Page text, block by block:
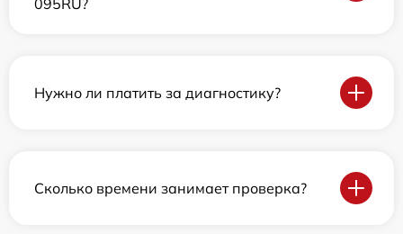
095RU?
Нужно ли платить за диагностику?
Сколько времени занимает проверка?